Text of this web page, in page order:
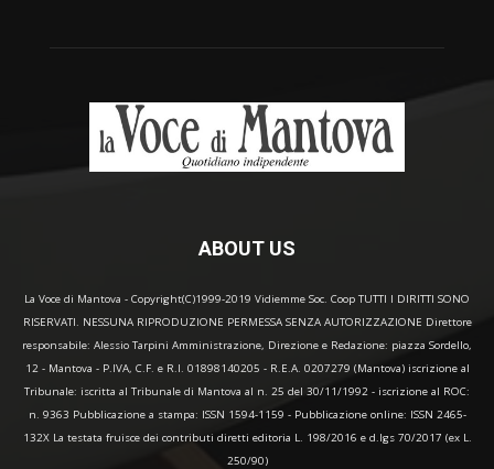
ABOUT US
La Voce di Mantova - Copyright(C)1999-2019 Vidiemme Soc. Coop TUTTI I DIRITTI SONO
RISERVATI. NESSUNA RIPRODUZIONE PERMESSA SENZA AUTORIZZAZIONE Direttore
responsabile: Alessio Tarpini Amministrazione, Direzione e Redazione: piazza Sordello,
12 - Mantova - P.IVA, C.F. e R.I. 01898140205 - R.E.A. 0207279 (Mantova) iscrizione al
Tribunale: iscritta al Tribunale di Mantova al n. 25 del 30/11/1992 - iscrizione al ROC:
n. 9363 Pubblicazione a stampa: ISSN 1594-1159 - Pubblicazione online: ISSN 2465-
132X La testata fruisce dei contributi diretti editoria L. 198/2016 e d.lgs 70/2017 (ex L.
250/90)